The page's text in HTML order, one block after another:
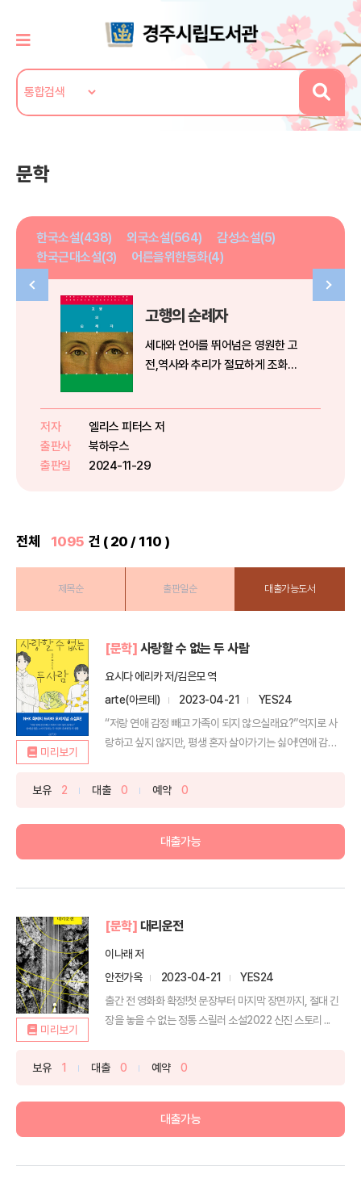
문학
한국소설(438) 외국소설(564)
감성소설(5)
한국근대소설(3)
어른을위한동화(4)
고행의 순례자
세대와 언어를 뛰어넘은 영원한 고
전,역사와 추리가 절묘하게 조화된
면 개정판 출간!놀라운 상상력과 치
터리인간의 죄, 참회의 본질, ...
저자
엘리스 피터스 저
출판사
북하우스
출판일
2024-11-29
전체 1095 건 ( 20 / 110 )
제목순 출판일순 대출가능도서
미리보기
[문학] 사랑할 수 없는 두 사람
요시다 에리카 저/김은모 역
arte(아르테)
2023-04-21
YES24
“저랑 연애 감정 빼고 가족이 되지 않으실래요?”억지로 사
랑하고 싶지 않지만, 평생 혼자 살아가기는 싫어!연애 감정
보유 2 대출 0 예약 0
대출가능
미리보기
[문학] 대리운전
이나래 저
안전가옥
2023-04-21
YES24
출간 전 영화화 확정!첫 문장부터 마지막 장면까지, 절대 긴
장을 놓을 수 없는 정통 스릴러 소설2022 신진 스토리 ...
보유 1 대출 0 예약 0
대출가능